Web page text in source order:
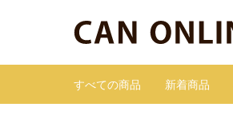
すべての商品 新着商品